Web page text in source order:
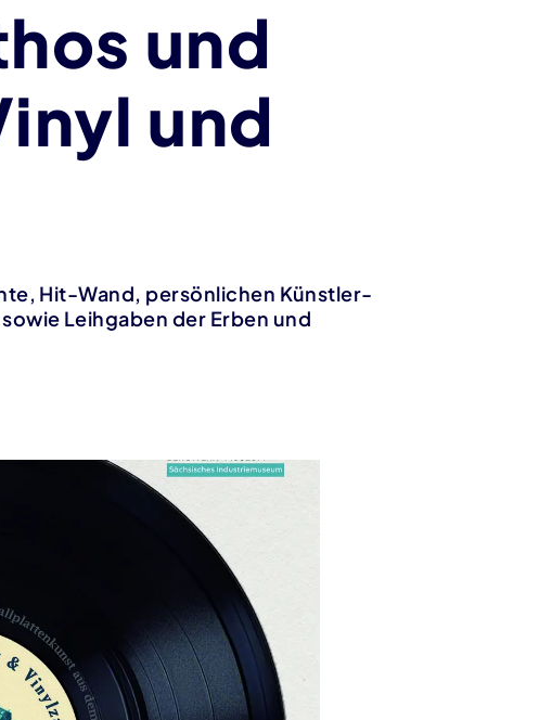
und
und
Hit-Wand, persönlichen Künstler-
Leihgaben der Erben und